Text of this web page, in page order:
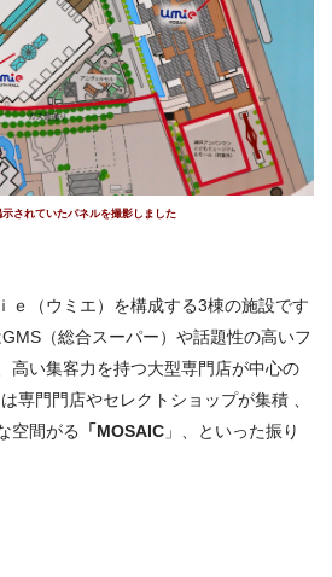
されていたパネルを撮影しました
ｅ（ウミエ）を構成する3棟の施設です
GMS（総合スーパー）や話題性の高いフ
高い集客力を持つ大型専門店が中心の
は専門門店やセレクトショップが集積 、
空間がる
「MOSAIC 」、といった振り